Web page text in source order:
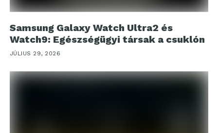
Samsung Galaxy Watch Ultra2 és
Watch9: Egészségügyi társak a csuklón
JÚLIUS 29, 2026